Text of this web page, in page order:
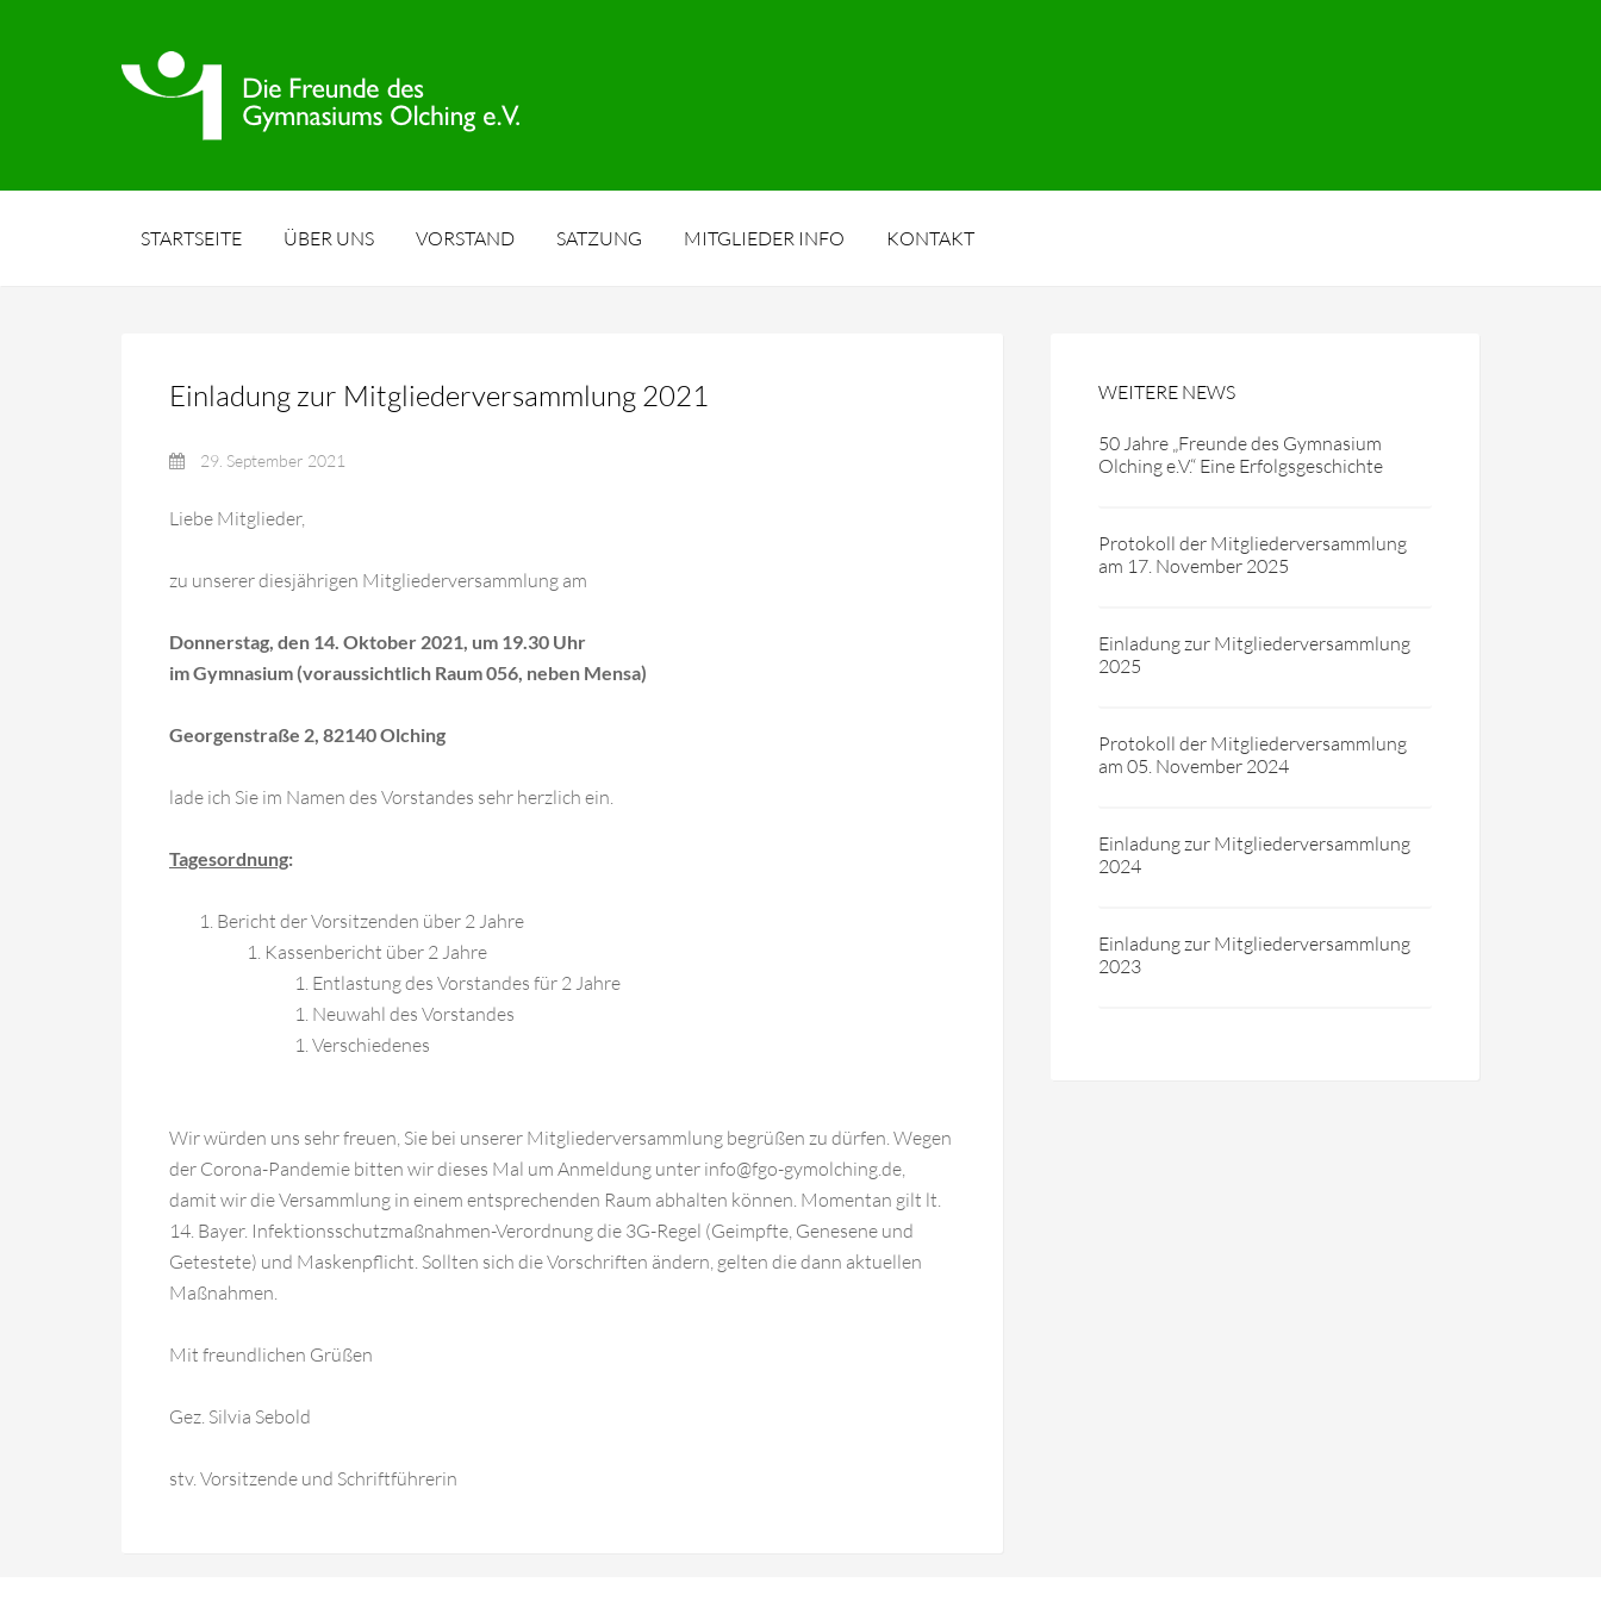
STARTSEITE ÜBER UNS VORSTAND SATZUNG MITGLIEDER INFO KONTAKT
Einladung zur Mitgliederversammlung 2021
29. September 2021
Liebe Mitglieder,
zu unserer diesjährigen Mitgliederversammlung am
Donnerstag, den 14. Oktober 2021, um 19.30 Uhr
im Gymnasium (voraussichtlich Raum 056, neben Mensa)
Georgenstraße 2, 82140 Olching
lade ich Sie im Namen des Vorstandes sehr herzlich ein.
Tagesordnung:
Bericht der Vorsitzenden über 2 Jahre
Kassenbericht über 2 Jahre
Entlastung des Vorstandes für 2 Jahre
Neuwahl des Vorstandes
Verschiedenes
Wir würden uns sehr freuen, Sie bei unserer Mitgliederversammlung begrüßen zu dürfen. Wegen
der Corona-Pandemie bitten wir dieses Mal um Anmeldung unter info@fgo-gymolching.de,
damit wir die Versammlung in einem entsprechenden Raum abhalten können. Momentan gilt lt.
14. Bayer. Infektionsschutzmaßnahmen-Verordnung die 3G-Regel (Geimpfte, Genesene und
Getestete) und Maskenpflicht. Sollten sich die Vorschriften ändern, gelten die dann aktuellen
Maßnahmen.
Mit freundlichen Grüßen
Gez. Silvia Sebold
stv. Vorsitzende und Schriftführerin
WEITERE NEWS
50 Jahre „Freunde des Gymnasium
Olching e.V.“ Eine Erfolgsgeschichte
Protokoll der Mitgliederversammlung
am 17. November 2025
Einladung zur Mitgliederversammlung
2025
Protokoll der Mitgliederversammlung
am 05. November 2024
Einladung zur Mitgliederversammlung
2024
Einladung zur Mitgliederversammlung
2023